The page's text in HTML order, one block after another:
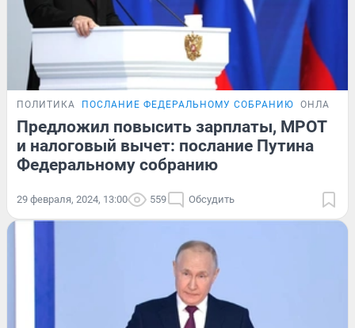
ПОЛИТИКА ПОСЛАНИЕ ФЕДЕРАЛЬНОМУ СОБРАНИЮ ОНЛАЙН-
Предложил повысить зарплаты, МРОТ
и налоговый вычет: послание Путина
Федеральному собранию
29 февраля, 2024, 13:00 559 Обсудить